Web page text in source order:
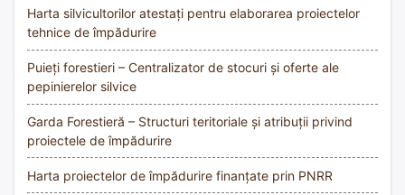
Harta silvicultorilor atestați pentru elaborarea proiectelor
tehnice de împădurire
Puieți forestieri – Centralizator de stocuri și oferte ale
pepinierelor silvice
Garda Forestieră – Structuri teritoriale și atribuții privind
proiectele de împădurire
Harta proiectelor de împădurire finanțate prin PNRR